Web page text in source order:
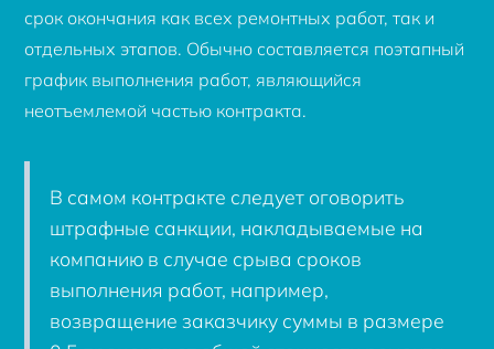
срок окончания как всех ремонтных работ, так и
отдельных этапов. Обычно составляется поэтапный
график выполнения работ, являющийся
неотъемлемой частью контракта.
В самом контракте следует оговорить
штрафные санкции, накладываемые на
компанию в случае срыва сроков
выполнения работ, например,
возвращение заказчику суммы в размере